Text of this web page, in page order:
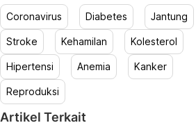
Coronavirus Diabetes Jantung
Stroke Kehamilan Kolesterol
Hipertensi Anemia Kanker
Reproduksi
Artikel Terkait